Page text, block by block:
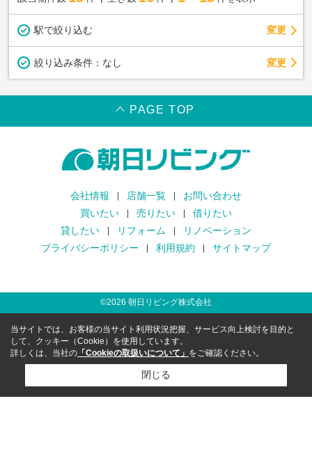
駅で絞り込む 変更
絞り込み条件： なし 変更
PAGE TOP
会社情報 店舗一覧
お問い合わせ
買いたい
売りたい
借りたい
貸したい
リフォーム
リノベーション
プライバシーポリシー
利用規約 サイトマップ
©2026 朝日リビング株式会社
当サイトでは、お客様の当サイト利用状況把握、サービス向上検討を目的と
して、クッキー（Cookie）を使用しています。
詳しくは、当社の 「Cookieの取扱いについて」 をご確認ください。
閉じる